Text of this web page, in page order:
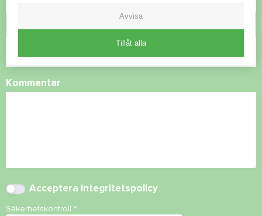
E-post
Kommentar
Acceptera integritetspolicy
Säkerhetskontroll *
Avvisa
Tillåt alla